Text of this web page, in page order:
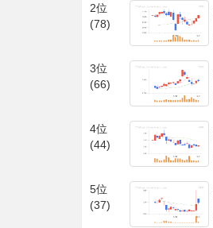
2位
(78)
3位
(66)
4位
(44)
5位
(37)